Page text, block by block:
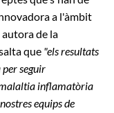
a l'àmbit
de la
que "els resultats
seguir
inflamatòria
equips de